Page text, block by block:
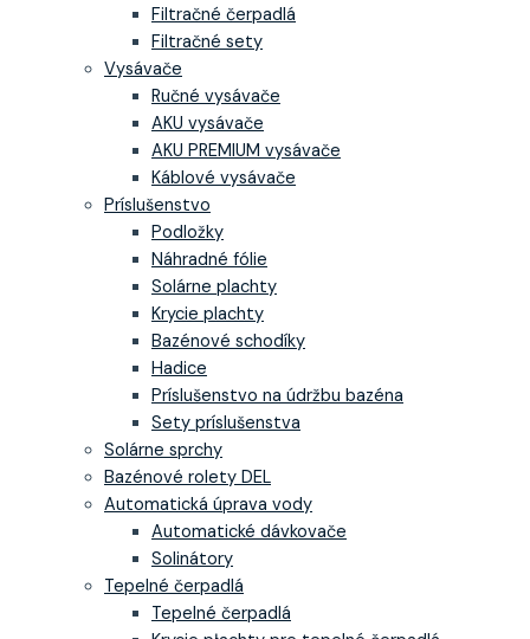
Filtračné čerpadlá
Filtračné sety
Vysávače
Ručné vysávače
AKU vysávače
AKU PREMIUM vysávače
Káblové vysávače
Príslušenstvo
Podložky
Náhradné fólie
Solárne plachty
Krycie plachty
Bazénové schodíky
Hadice
Príslušenstvo na údržbu bazéna
Sety príslušenstva
Solárne sprchy
Bazénové rolety DEL
Automatická úprava vody
Automatické dávkovače
Solinátory
Tepelné čerpadlá
Tepelné čerpadlá